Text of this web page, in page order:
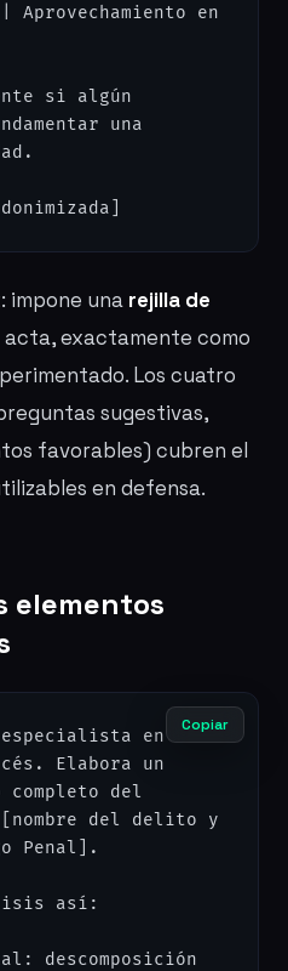
en
si algún
una
impone una rejilla de
acta, exactamente como
Los cuatro
sugestivas,
favorables) cubren el
en defensa.
elementos
Copiar
especialista en
Elabora un
completo del
del delito y
Penal].
así:
descomposición